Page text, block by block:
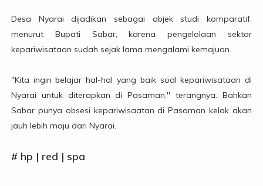
Desa Nyarai dijadikan sebagai objek studi komparatif,
menurut Bupati Sabar, karena pengelolaan sektor
kepariwisataan sudah sejak lama mengalami kemajuan.
"Kita ingin belajar hal-hal yang baik soal kepariwisataan di
Nyarai untuk diterapkan di Pasaman," terangnya. Bahkan
Sabar punya obsesi kepariwisaatan di Pasaman kelak akan
jauh lebih maju dari Nyarai.
# hp | red | spa